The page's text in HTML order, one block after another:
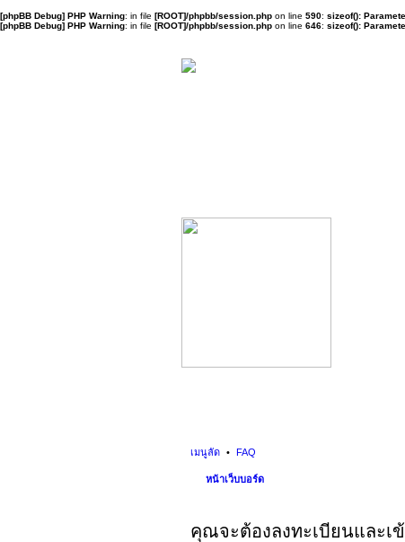
[phpBB Debug] PHP Warning: in file [ROOT]/phpbb/session.php on line 590: sizeof():
[phpBB Debug] PHP Warning: in file [ROOT]/phpbb/session.php on line 646: sizeof():
เมนูลัด FAQ
หน้าเว็บบอร์ด
คุณจะต้องลงทะเบียนและเ